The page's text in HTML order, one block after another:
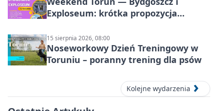
Exploseum: krótka propozycja
15 sierpnia 2026, 08:00
Noseworkowy Dzień Treningowy w
Toruniu – poranny trening dla psów
Kolejne wydarzenia